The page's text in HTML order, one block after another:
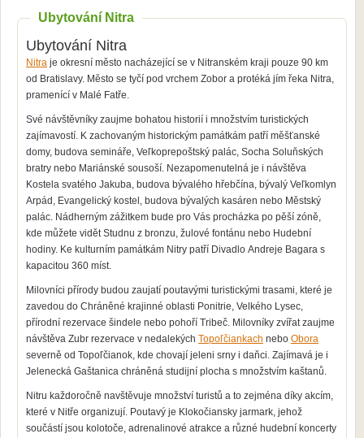
Ubytování Nitra
Ubytování Nitra
Nitra je okresní město nacházející se v Nitranském kraji pouze 90 km
od Bratislavy. Město se tyčí pod vrchem Zobor a protéká jím řeka Nitra,
pramenící v Malé Fatře.
Své návštěvníky zaujme bohatou historií i množstvím turistických
zajímavostí. K zachovaným historickým památkám patří měšťanské
domy, budova semináře, Veľkoprepoštský palác, Socha Soluňských
bratry nebo Mariánské sousoší. Nezapomenutelná je i návštěva
Kostela svatého Jakuba, budova bývalého hřebčína, bývalý Veľkomlyn
Arpád, Evangelický kostel, budova bývalých kasáren nebo Městský
palác. Nádherným zážitkem bude pro Vás procházka po pěší zóně,
kde můžete vidět Studnu z bronzu, žulové fontánu nebo Hudební
hodiny. Ke kulturním památkám Nitry patří Divadlo Andreje Bagara s
kapacitou 360 míst.
Milovníci přírody budou zaujatí poutavými turistickými trasami, které je
zavedou do Chráněné krajinné oblasti Ponitrie, Velkého Lysec,
přírodní rezervace šindele nebo pohoří Tribeč. Milovníky zvířat zaujme
návštěva Zubr rezervace v nedalekých Topoľčiankach nebo Obora
severně od Topoľčianok, kde chovají jeleni srny i daňci. Zajímavá je i
Jelenecká Gaštanica chráněná studijní plocha s množstvím kaštanů.
Nitru každoročně navštěvuje množství turistů a to zejména díky akcím,
které v Nitře organizují. Poutavý je Klokočiansky jarmark, jehož
součástí jsou kolotoče, adrenalinové atrakce a různé hudební koncerty